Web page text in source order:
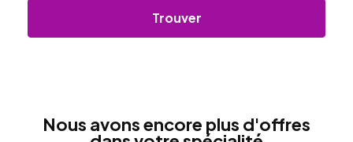
Trouver
Nous avons encore plus d'offres